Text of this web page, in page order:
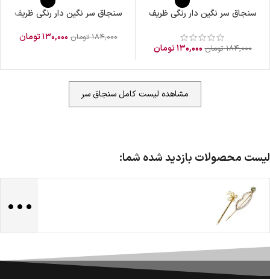
سنجاق سر نگین دار رنگی ظریف
۱۸۴,۰۰۰ تومان ۱۳۰,۰۰۰تومان
سنجاق سر نگین دار رنگی ظریف
۱۸۴,۰۰۰ تومان ۱۳۰,۰۰۰تومان
مشاهده لیست کامل سنجاق سر
لیست محصولات بازدید شده شما:
...
ضمانت اصالت کالا
گارانتی معتبر برای تمامی محصولات ارائه می‌شود.